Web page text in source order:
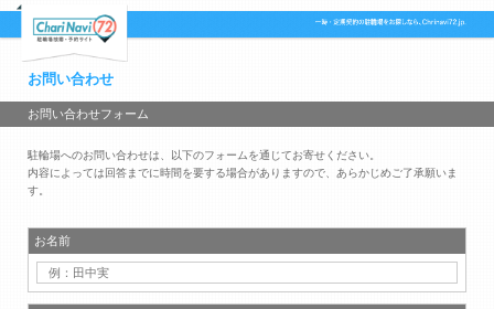
お問い合わせ
お問い合わせフォーム
駐輪場へのお問い合わせは、以下のフォームを通じてお寄せください。
内容によっては回答までに時間を要する場合がありますので、あらかじめご了承願いま
す。
お名前